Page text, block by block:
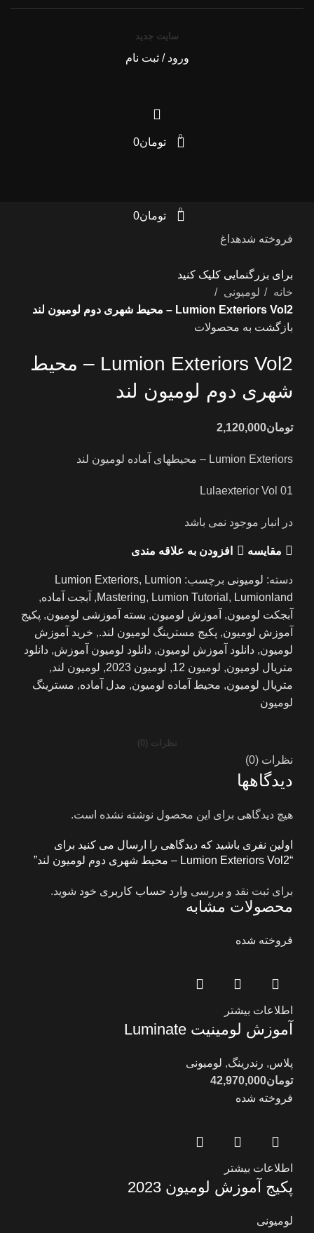
سایت جدید
ورود / ثبت نام
0 تومان0
0 تومان0
فروخته شدهداغ
برای بزرگنمایی کلیک کنید
خانه
لومیونی
Lumion Exteriors Vol2 – محیط شهری دوم لومیون لند
بازگشت به محصولات
Lumion Exteriors Vol2 – محیط
شهری دوم لومیون لند
تومان2,120,000
Lumion Exteriors – محیطهای آماده لومیون لند
Lulaexterior Vol 01
در انبار موجود نمی باشد
مقايسه افزودن به علاقه مندی
دسته: لومیونی برچسب: Lumion Exteriors, Lumion
Mastering, Lumion Tutorial , Lumionland
, آبجت آماده,
آبجکت لومیون, آموزش لومیون, بسته آموزشی لومیون, پکیج
آموزش لومیون, پکیج مسترینگ لومیون لند., خرید آموزش
لومیون, دانلود آموزش لومیون, دانلود لومیون آموزش, دانلود
متریال لومیون, لومیون 12 , لومیون 2023 , لومیون لند,
متریال لومیون, محیط آماده لومیون, مدل آماده, مسترینگ
لومیون
نظرات (0)
نظرات (0)
دیدگاهها
هیچ دیدگاهی برای این محصول نوشته نشده است.
اولین نفری باشید که دیدگاهی را ارسال می کنید برای
“Lumion Exteriors Vol2 – محیط شهری دوم لومیون لند”
برای ثبت نقد و بررسی وارد حساب کاربری خود شوید.
محصولات مشابه
فروخته شده
اطلاعات بیشتر
آموزش لومینیت Luminate
پلاس, رندرینگ, لومیونی
تومان42,970,000
فروخته شده
اطلاعات بیشتر
پکیج آموزش لومیون 2023
لومیونی